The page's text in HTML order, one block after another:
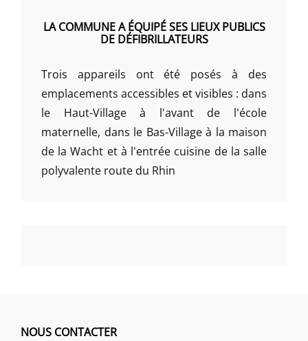
LA COMMUNE A ÉQUIPÉ SES LIEUX PUBLICS
DE DÉFIBRILLATEURS
Trois appareils ont été posés à des
emplacements accessibles et visibles : dans
le Haut-Village à l'avant de l'école
maternelle, dans le Bas-Village à la maison
de la Wacht et à l'entrée cuisine de la salle
polyvalente route du Rhin
NOUS CONTACTER